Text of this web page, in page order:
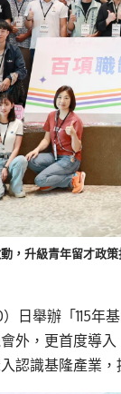
，升級青年留才政
日舉辦「115年
外，更首度導
認識基隆產業，